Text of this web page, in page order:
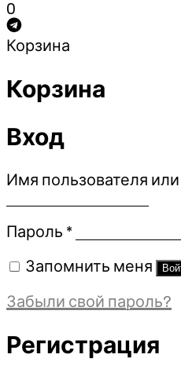
0
Корзина
Корзина
Вход
Имя пользователя или
Пароль *Обязательно
Запомнить меня
Забыли свой пароль?
Регистрация